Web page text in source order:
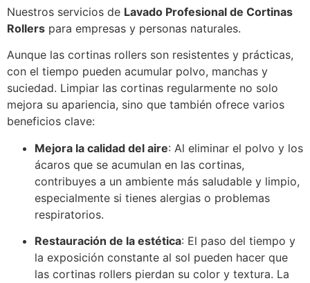
Nuestros servicios de Lavado Profesional de Cortinas
Rollers para empresas y personas naturales.
Aunque las cortinas rollers son resistentes y prácticas,
con el tiempo pueden acumular polvo, manchas y
suciedad. Limpiar las cortinas regularmente no solo
mejora su apariencia, sino que también ofrece varios
beneficios clave:
Mejora la calidad del aire: Al eliminar el polvo y los
ácaros que se acumulan en las cortinas,
contribuyes a un ambiente más saludable y limpio,
especialmente si tienes alergias o problemas
respiratorios.
Restauración de la estética: El paso del tiempo y
la exposición constante al sol pueden hacer que
las cortinas rollers pierdan su color y textura. La